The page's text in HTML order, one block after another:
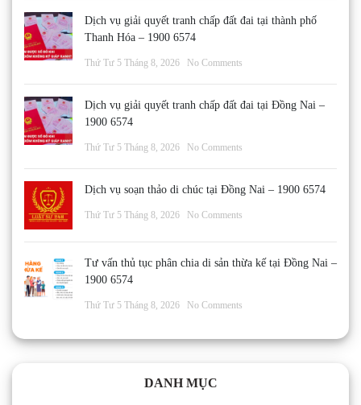
Dịch vụ giải quyết tranh chấp đất đai tại thành phố
Thanh Hóa – 1900 6574
Thứ Tư 5 Tháng 8, 2026 No Comments
Dịch vụ giải quyết tranh chấp đất đai tại Đồng Nai –
1900 6574
Thứ Tư 5 Tháng 8, 2026 No Comments
Dịch vụ soạn thảo di chúc tại Đồng Nai – 1900 6574
Thứ Tư 5 Tháng 8, 2026 No Comments
Tư vấn thủ tục phân chia di sản thừa kế tại Đồng Nai –
1900 6574
Thứ Tư 5 Tháng 8, 2026 No Comments
DANH MỤC